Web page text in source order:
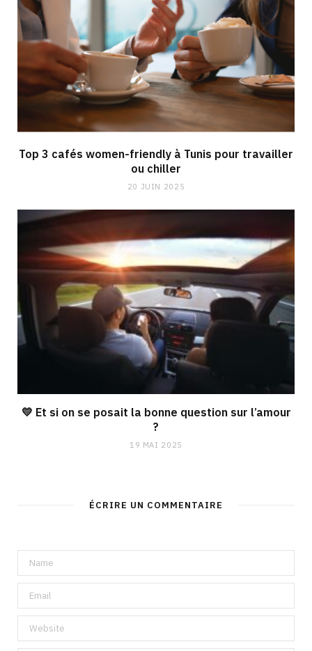
Top 3 cafés women-friendly à Tunis pour travailler
ou chiller
20 JUIN 2025
💛 Et si on se posait la bonne question sur l’amour
?
19 MAI 2025
ÉCRIRE UN COMMENTAIRE